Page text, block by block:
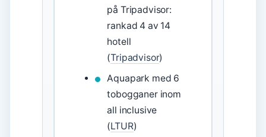
på Tripadvisor:
rankad 4 av 14
hotell
(Tripadvisor)
Aquapark med 6
tobogganer inom
all inclusive
(LTUR)